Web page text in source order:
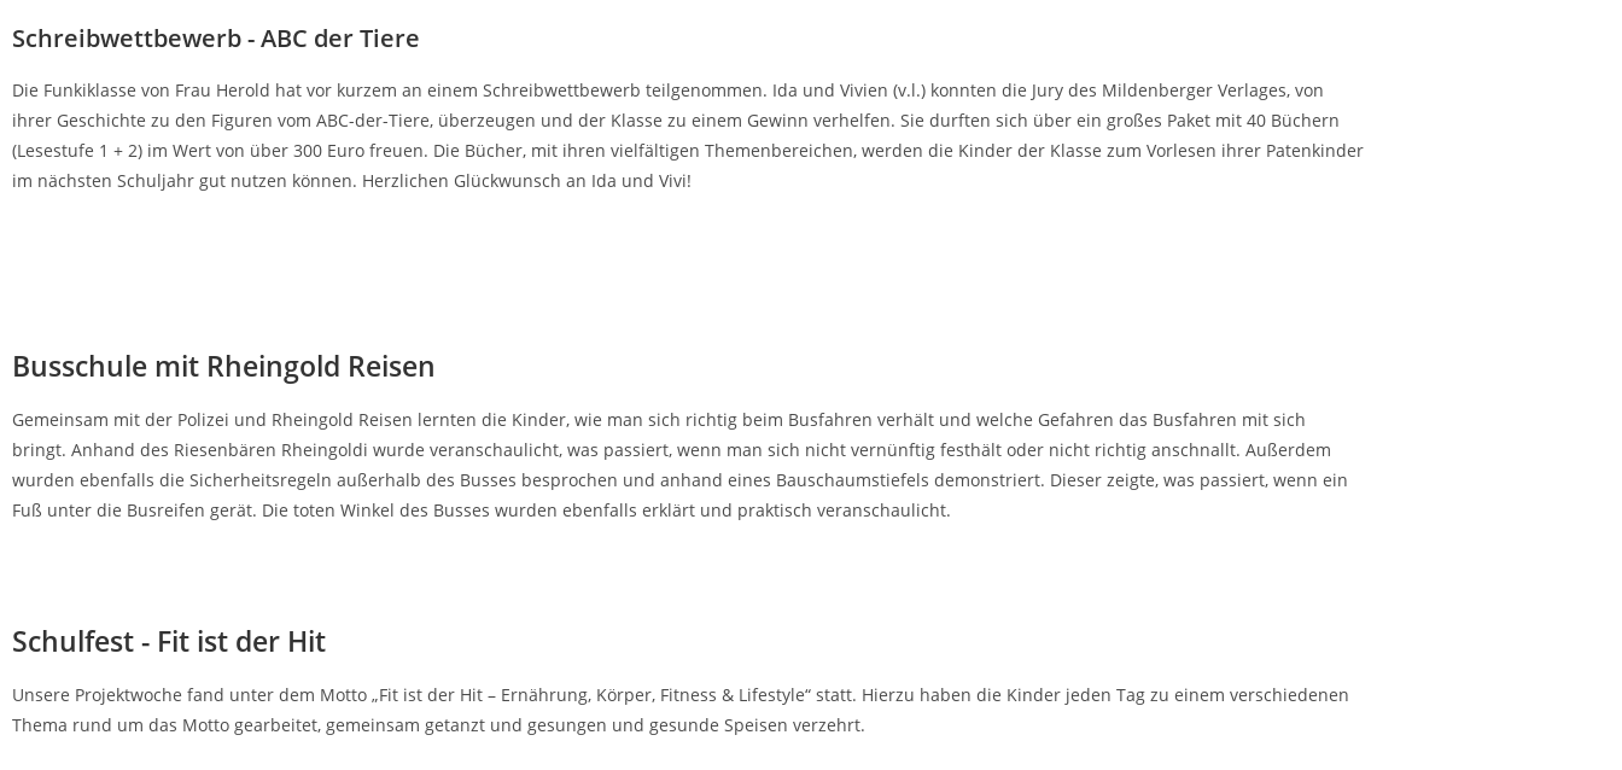
Schreibwettbewerb - ABC der Tiere
Die Funkiklasse von Frau Herold hat vor kurzem an einem Schreibwettbewerb teilgenommen. Ida und Vivien (v.l.) konnten die Jury des Mildenberger Verlages, von
ihrer Geschichte zu den Figuren vom ABC-der-Tiere, überzeugen und der Klasse zu einem Gewinn verhelfen. Sie durften sich über ein großes Paket mit 40 Büchern
(Lesestufe 1 + 2) im Wert von über 300 Euro freuen. Die Bücher, mit ihren vielfältigen Themenbereichen, werden die Kinder der Klasse zum Vorlesen ihrer Patenkinder
im nächsten Schuljahr gut nutzen können. Herzlichen Glückwunsch an Ida und Vivi!
Busschule mit Rheingold Reisen
Gemeinsam mit der Polizei und Rheingold Reisen lernten die Kinder, wie man sich richtig beim Busfahren verhält und welche Gefahren das Busfahren mit sich
bringt. Anhand des Riesenbären Rheingoldi wurde veranschaulicht, was passiert, wenn man sich nicht vernünftig festhält oder nicht richtig anschnallt. Außerdem
wurden ebenfalls die Sicherheitsregeln außerhalb des Busses besprochen und anhand eines Bauschaumstiefels demonstriert. Dieser zeigte, was passiert, wenn ein
Fuß unter die Busreifen gerät. Die toten Winkel des Busses wurden ebenfalls erklärt und praktisch veranschaulicht.
Schulfest - Fit ist der Hit
Unsere Projektwoche fand unter dem Motto „Fit ist der Hit – Ernährung, Körper, Fitness & Lifestyle“ statt. Hierzu haben die Kinder jeden Tag zu einem verschiedenen
Thema rund um das Motto gearbeitet, gemeinsam getanzt und gesungen und gesunde Speisen verzehrt.